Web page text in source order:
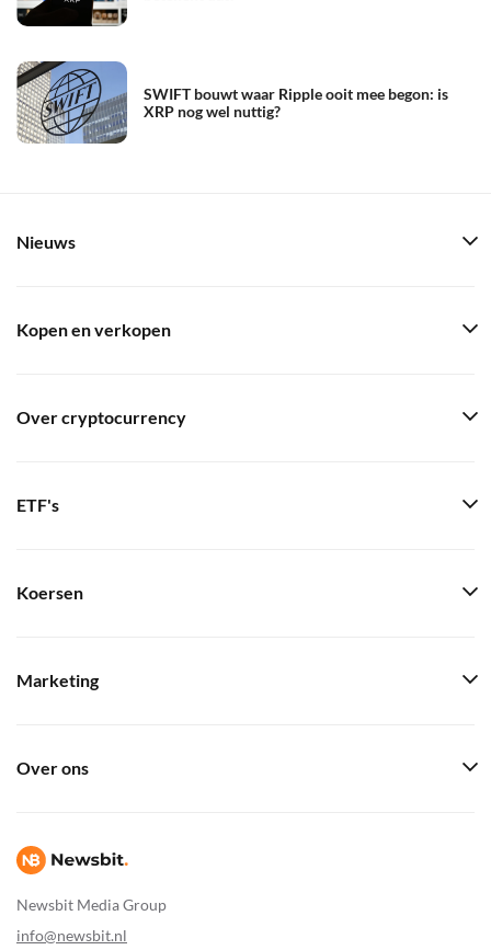
SWIFT bouwt waar Ripple ooit mee begon: is
XRP nog wel nuttig?
Newsbit Media Group
info@newsbit.nl
Nieuws
Kopen en verkopen
Over cryptocurrency
ETF's
Koersen
Marketing
Over ons